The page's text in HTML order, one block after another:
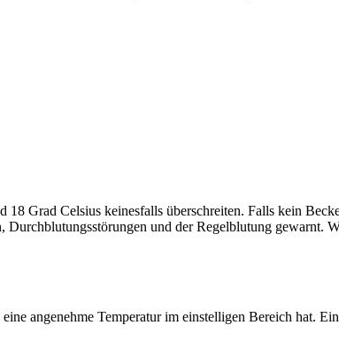
Grad Celsius keinesfalls überschreiten. Falls kein
und der Regelblutung gewarnt.
angenehme Temperatur im einstelligen Bereich hat.